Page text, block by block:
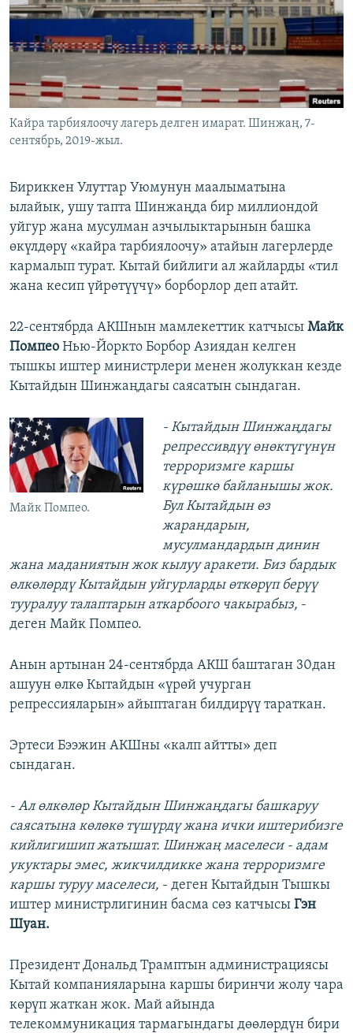
Кайра тарбиялоочу лагерь делген имарат. Шинжаң, 7-
сентябрь, 2019-жыл.
Бириккен Улуттар Уюмунун маалыматына
ылайык, ушу тапта Шинжаңда бир миллиондой
уйгур жана мусулман азчылыктарынын башка
өкүлдөрү «кайра тарбиялоочу» атайын лагерлерде
кармалып турат. Кытай бийлиги ал жайларды «тил
жана кесип үйрөтүүчү» борборлор деп атайт.
22-сентябрда АКШнын мамлекеттик катчысы Майк
Помпео Нью-Йоркто Борбор Азиядан келген
тышкы иштер министрлери менен жолуккан кезде
Кытайдын Шинжаңдагы саясатын сындаган.
Майк Помпео.
- Кытайдын Шинжаңдагы
репрессивдүү өнөктүгүнүн
терроризмге каршы
күрөшкө байланышы жок.
Бул Кытайдын өз
жарандарын,
мусулмандардын динин
жана маданиятын жок кылуу аракети. Биз бардык
өлкөлөрдү Кытайдын уйгурларды өткөрүп берүү
тууралуу талаптарын аткарбоого чакырабыз, -
деген Майк Помпео.
Анын артынан 24-сентябрда АКШ баштаган 30дан
ашуун өлкө Кытайдын «үрөй учурган
репрессияларын» айыптаган билдирүү тараткан.
Эртеси Бээжин АКШны «калп айтты» деп
сындаган.
- Ал өлкөлөр Кытайдын Шинжаңдагы башкаруу
саясатына көлөкө түшүрдү жана ички иштерибизге
кийлигишип жатышат. Шинжаң маселеси - адам
укуктары эмес, жикчилдикке жана терроризмге
каршы туруу маселеси, - деген Кытайдын Тышкы
иштер министрлигинин басма сөз катчысы Гэн
Шуан.
Президент Дональд Трамптын администрациясы
Кытай компанияларына каршы биринчи жолу чара
көрүп жаткан жок. Май айында
телекоммуникация тармагындагы дөөлөрдүн бири